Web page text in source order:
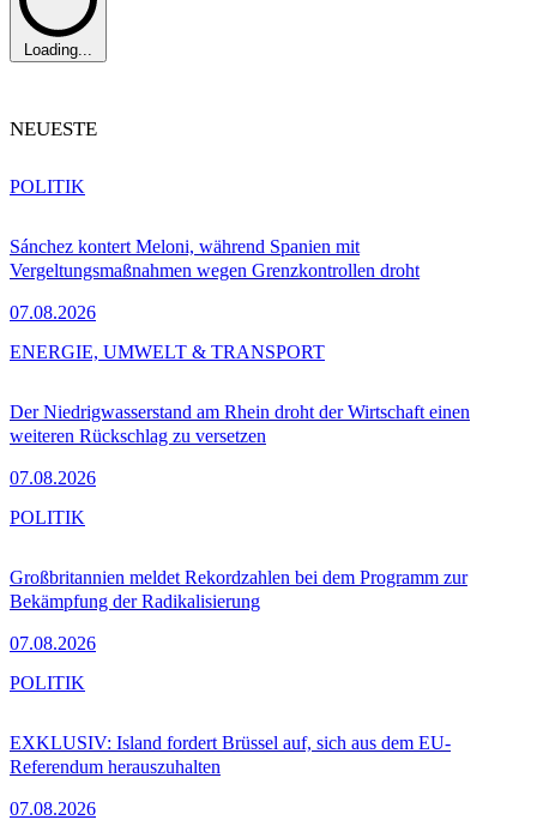
Loading...
NEUESTE
Sánchez kontert Meloni, während Spanien mit
Vergeltungsmaßnahmen wegen Grenzkontrollen droht
07.08.2026
POLITIK
Der Niedrigwasserstand am Rhein droht der Wirtschaft einen
weiteren Rückschlag zu versetzen
07.08.2026
ENERGIE, UMWELT & TRANSPORT
Großbritannien meldet Rekordzahlen bei dem Programm zur
Bekämpfung der Radikalisierung
07.08.2026
POLITIK
EXKLUSIV: Island fordert Brüssel auf, sich aus dem EU-
Referendum herauszuhalten
07.08.2026
POLITIK